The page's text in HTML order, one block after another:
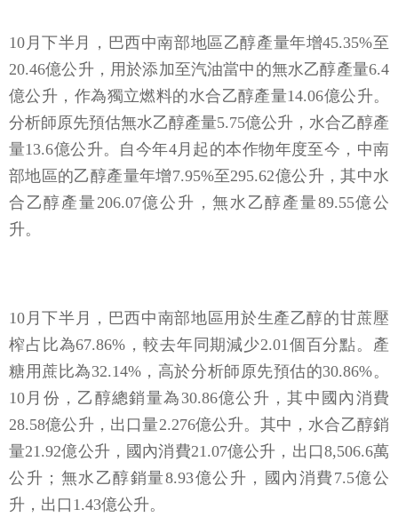
10 月下半月，巴西中南部地區乙醇產量年增45.35%至
20.46億公升，用於添加至汽油當中的無水乙醇產量6.4
億公升，作為獨立燃料的水合乙醇產量14.06億公升。
分析師原先預估無水乙醇產量5.75億公升，水合乙醇產
量13.6億公升。自今年4月起的本作物年度至今，中南
部地區的乙醇產量年增7.95%至295.62億公升，其中水
合乙醇產量206.07億公升，無水乙醇產量89.55億公
升。
10 月下半月，巴西中南部地區用於生產乙醇的甘蔗壓
榨占比為67.86%，較去年同期減少2.01個百分點。產
糖用蔗比為32.14%，高於分析師原先預估的30.86%。
10月份，乙醇總銷量為30.86億公升，其中國內消費
28.58億公升，出口量2.276億公升。其中，水合乙醇銷
量21.92億公升，國內消費21.07億公升，出口8,506.6萬
公升；無水乙醇銷量8.93億公升，國內消費7.5億公
升，出口1.43億公升。